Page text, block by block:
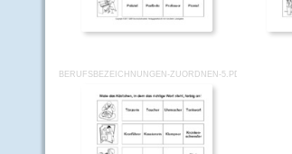
BERUFSBEZEICHNUNGEN-ZUORDNEN-5.PDF